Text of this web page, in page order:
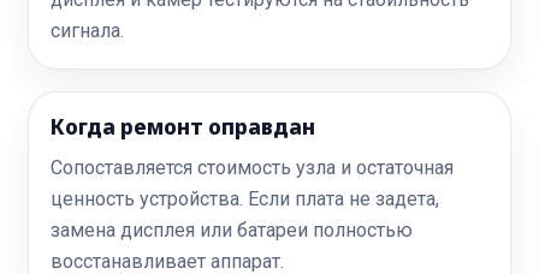
сигнала.
Когда ремонт оправдан
Сопоставляется стоимость узла и остаточная
ценность устройства. Если плата не задета,
замена дисплея или батареи полностью
восстанавливает аппарат.